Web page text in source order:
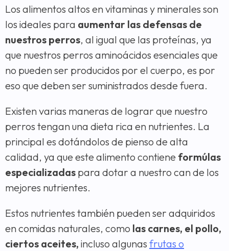
Los alimentos altos en vitaminas y minerales son
los ideales para aumentar las defensas de
nuestros perros, al igual que las proteínas, ya
que nuestros perros aminoácidos esenciales que
no pueden ser producidos por el cuerpo, es por
eso que deben ser suministrados desde fuera.
Existen varias maneras de lograr que nuestro
perros tengan una dieta rica en nutrientes. La
principal es dotándolos de pienso de alta
calidad, ya que este alimento contiene formúlas
especializadas para dotar a nuestro can de los
mejores nutrientes.
Estos nutrientes también pueden ser adquiridos
en comidas naturales, como las carnes, el pollo,
ciertos aceites, incluso algunas frutas o